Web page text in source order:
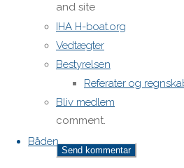
IHA H-boat.org
Vedtægter
Bestyrelsen
Referater og
Bliv medlem
Båden
and site
URL in my
browser
for next
time I
post a
comment.